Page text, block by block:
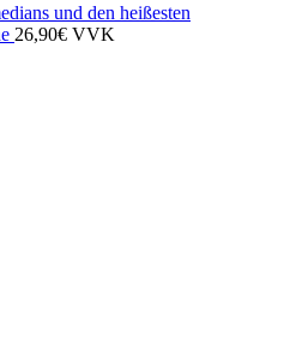
und den heißesten
26,90€ VVK